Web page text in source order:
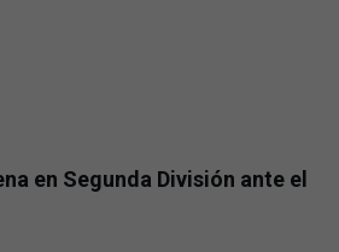
en Segunda División ante el